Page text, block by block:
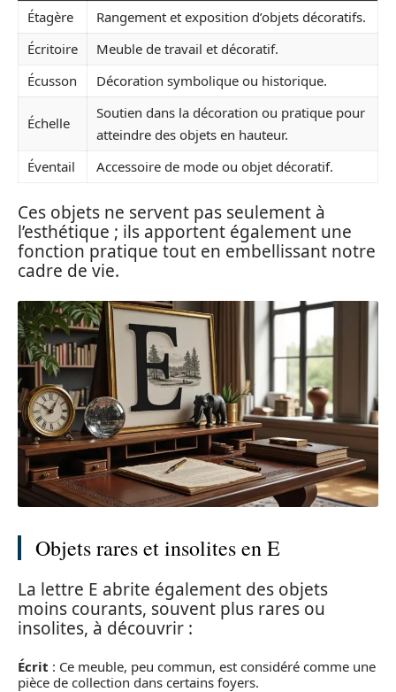
Étagère
Rangement et exposition d’objets décoratifs.
Écritoire
Meuble de travail et décoratif.
Écusson
Décoration symbolique ou historique.
Échelle
Soutien dans la décoration ou pratique pour
atteindre des objets en hauteur.
Éventail
Accessoire de mode ou objet décoratif.
Ces objets ne servent pas seulement à
l’esthétique ; ils apportent également une
fonction pratique tout en embellissant notre
cadre de vie.
Objets rares et insolites en E
La lettre E abrite également des objets
moins courants, souvent plus rares ou
insolites, à découvrir :
Écrit : Ce meuble, peu commun, est considéré comme une
pièce de collection dans certains foyers.